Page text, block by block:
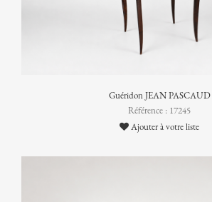
Guéridon JEAN PASCAUD
Référence : 17245
Ajouter à votre liste